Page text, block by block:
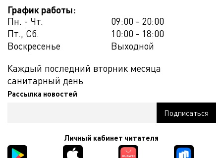
График работы:
Пн. - Чт.
09:00 - 20:00
Пт., Сб.
10:00 - 18:00
Воскресенье
Выходной
Каждый последний вторник месяца
санитарный день
Рассылка новостей
Личный кабинет читателя